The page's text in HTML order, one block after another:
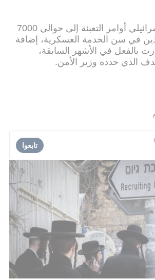
أرسل الجيش الإسرائيلي أوامر التعبئة إلى حوالي 7000
في سن الخدمة العسكرية، إضافة
أمر صدرت بالفعل في الأشهر السابقة،
الذي حدده وزير الأمن.
تابعوا